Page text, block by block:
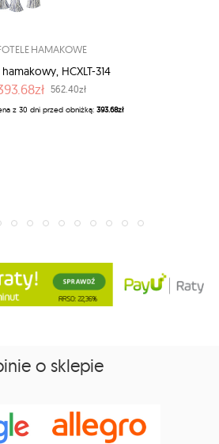
HAMAKOWE
hamakowy, HCXLT-314
562.40zł
z 30 dni przed obniżką: 393.68zł
o sklepie